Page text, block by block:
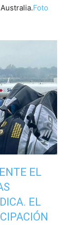
Foto
EL
EL